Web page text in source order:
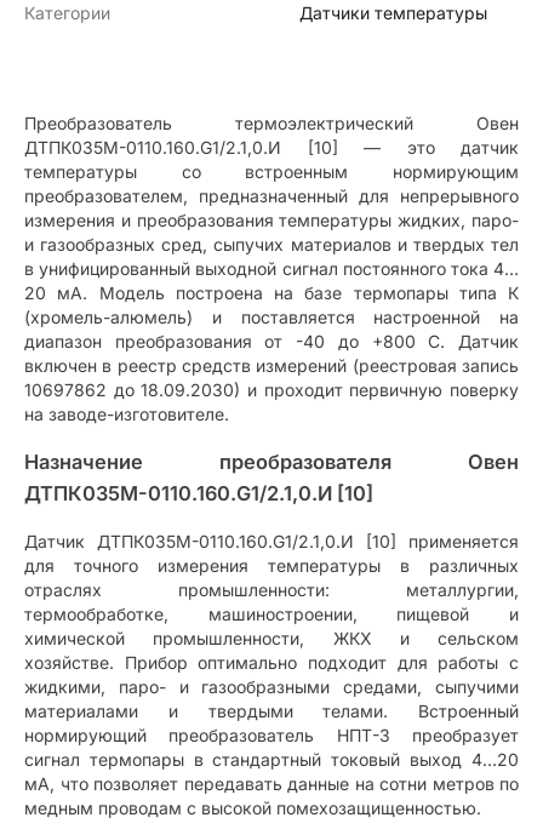
Категории Датчики температуры
Преобразователь термоэлектрический Овен
ДТПК035М-0110.160.G1/2.1,0.И [10] — это датчик
температуры со встроенным нормирующим
преобразователем, предназначенный для непрерывного
измерения и преобразования температуры жидких, паро-
и газообразных сред, сыпучих материалов и твердых тел
в унифицированный выходной сигнал постоянного тока 4…
20 мА. Модель построена на базе термопары типа К
(хромель-алюмель) и поставляется настроенной на
диапазон преобразования от -40 до +800 C. Датчик
включен в реестр средств измерений (реестровая запись
10697862 до 18.09.2030) и проходит первичную поверку
на заводе-изготовителе.
Назначение преобразователя Овен
ДТПК035М-0110.160.G1/2.1,0.И [10]
Датчик ДТПК035М-0110.160.G1/2.1,0.И [10] применяется
для точного измерения температуры в различных
отраслях промышленности: металлургии,
термообработке, машиностроении, пищевой и
химической промышленности, ЖКХ и сельском
хозяйстве. Прибор оптимально подходит для работы с
жидкими, паро- и газообразными средами, сыпучими
материалами и твердыми телами. Встроенный
нормирующий преобразователь НПТ-3 преобразует
сигнал термопары в стандартный токовый выход 4…20
мА, что позволяет передавать данные на сотни метров по
медным проводам с высокой помехозащищенностью.